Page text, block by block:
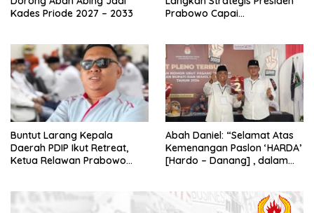
Kades Priode 2027 – 2033
Prabowo Capai
Buntut Larang Kepala
Daerah PDIP Ikut Retreat,
Ketua Relawan Prabowo
Abah Daniel: “Selamat Atas
Kemenangan Paslon ‘HARDA’
[Hardo – Danang] , dalam